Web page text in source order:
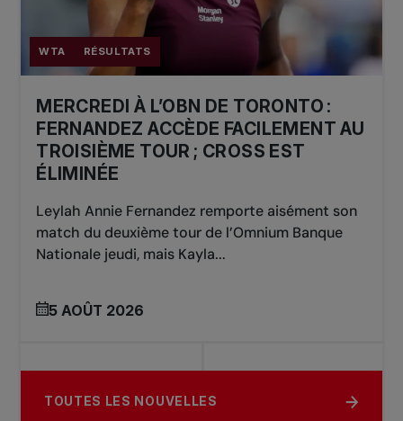
WTA RÉSULTATS
MERCREDI À L’OBN DE TORONTO :
FERNANDEZ ACCÈDE FACILEMENT AU
TROISIÈME TOUR ; CROSS EST
ÉLIMINÉE
Leylah Annie Fernandez remporte aisément son
match du deuxième tour de l’Omnium Banque
Nationale jeudi, mais Kayla...
5 AOÛT 2026
TOUTES LES NOUVELLES